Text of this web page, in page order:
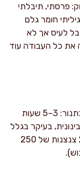
פרסתי, תיבלתי
חומר גלם
לעיס אך לא
את כל העבודה עוד
זמן הכנה: 25 דקות עבודה. זמן ייבוש בתנור: 3–5 שעות
בעיקר בגלל
הסבלנות והדיוק. כמות: מתקבלות כ-2 צנצנות של 250